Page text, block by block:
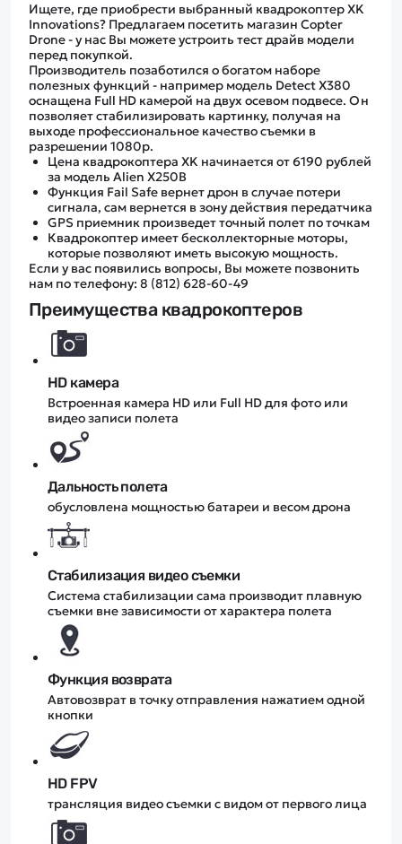
Ищете, где приобрести выбранный квадрокоптер XK
Innovations? Предлагаем посетить магазин Copter
Drone - у нас Вы можете устроить тест драйв модели
перед покупкой.
Производитель позаботился о богатом наборе
полезных функций - например модель Detect X380
оснащена Full HD камерой на двух осевом подвесе. Он
позволяет стабилизировать картинку, получая на
выходе профессиональное качество съемки в
разрешении 1080p.
Цена квадрокоптера XK начинается от 6190 рублей
за модель Alien X250B
Функция Fail Safe вернет дрон в случае потери
сигнала, сам вернется в зону действия передатчика
GPS приемник произведет точный полет по точкам
Квадрокоптер имеет бесколлекторные моторы,
которые позволяют иметь высокую мощность.
Если у вас появились вопросы, Вы можете позвонить
нам по телефону: 8 (812) 628-60-49
Преимущества квадрокоптеров
HD камера
Встроенная камера HD или Full HD для фото или
видео записи полета
Дальность полета
обусловлена мощностью батареи и весом дрона
Стабилизация видео съемки
Система стабилизации сама производит плавную
съемки вне зависимости от характера полета
Функция возврата
Автовозврат в точку отправления нажатием одной
кнопки
HD FPV
трансляция видео съемки с видом от первого лица